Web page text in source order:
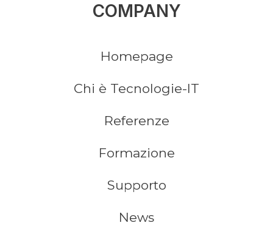
COMPANY
Homepage
Chi è Tecnologie-IT
Referenze
Formazione
Supporto
News